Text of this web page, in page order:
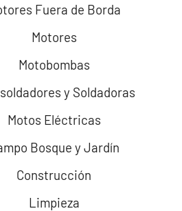
Fuera de Borda
Motores
Motobombas
y Soldadoras
Motos Eléctricas
Bosque y Jardín
Construcción
Limpieza